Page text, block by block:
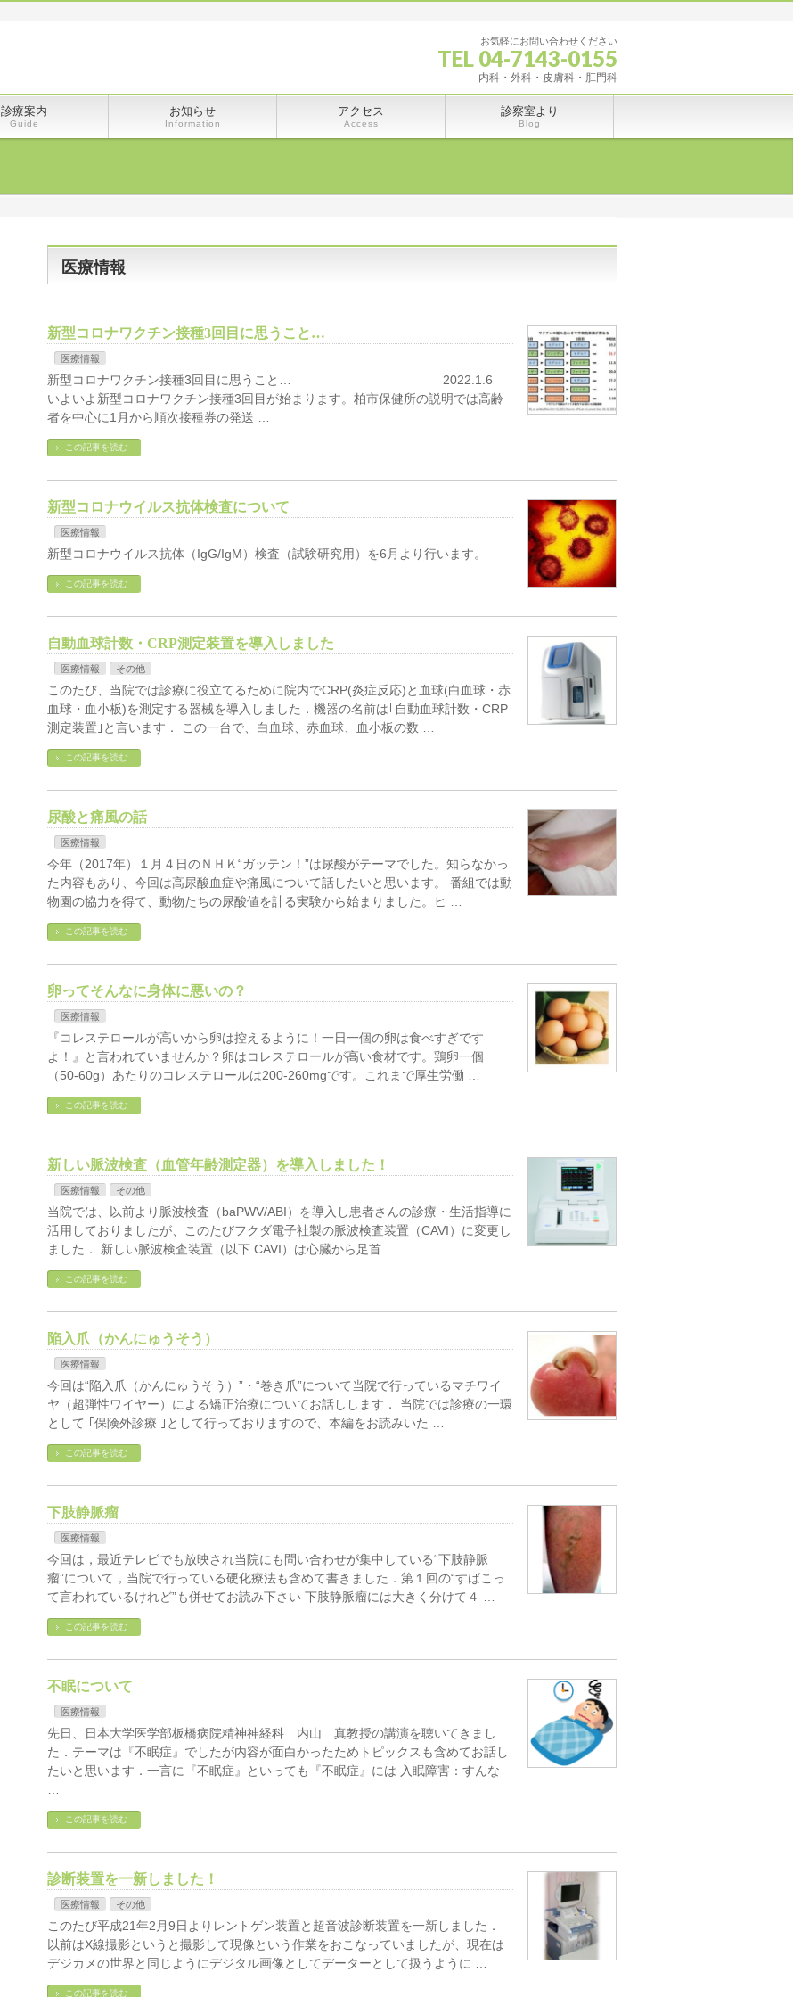
お気軽にお問い合わせください
TEL 04-7143-0155
内科・外科・皮膚科・肛門科
診療案内
Guide
お知らせ
Information
アクセス
Access
診察室より
Blog
医療情報
新型コロナワクチン接種3回目に思うこと…
医療情報
新型コロナワクチン接種3回目に思うこと… 2022.1.6
いよいよ新型コロナワクチン接種3回目が始まります。柏市保健所の説明では高齢
者を中心に1月から順次接種券の発送 …
この記事を読む
新型コロナウイルス抗体検査について
医療情報
新型コロナウイルス抗体（IgG/IgM）検査（試験研究用）を6月より行います。
この記事を読む
自動血球計数・CRP測定装置を導入しました
医療情報 その他
このたび、当院では診療に役立てるために院内でCRP(炎症反応)と血球(白血球・赤
血球・血小板)を測定する器械を導入しました．機器の名前は｢自動血球計数・CRP
測定装置｣と言います． この一台で、白血球、赤血球、血小板の数 …
この記事を読む
尿酸と痛風の話
医療情報
今年（2017年）１月４日のＮＨＫ“ガッテン！”は尿酸がテーマでした。知らなかっ
た内容もあり、今回は高尿酸血症や痛風について話したいと思います。 番組では動
物園の協力を得て、動物たちの尿酸値を計る実験から始まりました。ヒ …
この記事を読む
卵ってそんなに身体に悪いの？
医療情報
『コレステロールが高いから卵は控えるように！一日一個の卵は食べすぎです
よ！』と言われていませんか？卵はコレステロールが高い食材です。鶏卵一個
（50-60g）あたりのコレステロールは200-260mgです。これまで厚生労働 …
この記事を読む
新しい脈波検査（血管年齢測定器）を導入しました！
医療情報 その他
当院では、以前より脈波検査（baPWV/ABI）を導入し患者さんの診療・生活指導に
活用しておりましたが、このたびフクダ電子社製の脈波検査装置（CAVI）に変更し
ました． 新しい脈波検査装置（以下 CAVI）は心臓から足首 …
この記事を読む
陥入爪（かんにゅうそう）
医療情報
今回は“陥入爪（かんにゅうそう）”・“巻き爪”について当院で行っているマチワイ
ヤ（超弾性ワイヤー）による矯正治療についてお話しします． 当院では診療の一環
として ｢保険外診療 ｣として行っておりますので、本編をお読みいた …
この記事を読む
下肢静脈瘤
医療情報
今回は，最近テレビでも放映され当院にも問い合わせが集中している“下肢静脈
瘤”について，当院で行っている硬化療法も含めて書きました．第１回の“すばこっ
て言われているけれど”も併せてお読み下さい 下肢静脈瘤には大きく分けて４ …
この記事を読む
不眠について
医療情報
先日、日本大学医学部板橋病院精神神経科 内山 真教授の講演を聴いてきまし
た．テーマは『不眠症』でしたが内容が面白かったためトピックスも含めてお話し
たいと思います．一言に『不眠症』といっても『不眠症』には 入眠障害：すんな
この記事を読む
診断装置を一新しました！
医療情報 その他
このたび平成21年2月9日よりレントゲン装置と超音波診断装置を一新しました．
以前はX線撮影というと撮影して現像という作業をおこなっていましたが、現在は
デジカメの世界と同じようにデジタル画像としてデーターとして扱うように …
この記事を読む